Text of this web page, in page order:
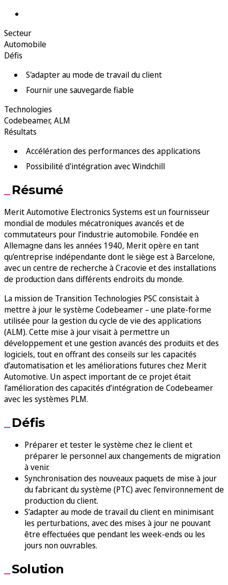
Secteur
Automobile
Défis
S'adapter au mode de travail du client
Fournir une sauvegarde fiable
Technologies
Codebeamer, ALM
Résultats
Accélération des performances des applications
Possibilité d'intégration avec Windchill
Résumé
Merit Automotive Electronics Systems est un fournisseur
mondial de modules mécatroniques avancés et de
commutateurs pour l’industrie automobile. Fondée en
Allemagne dans les années 1940, Merit opère en tant
qu’entreprise indépendante dont le siège est à Barcelone,
avec un centre de recherche à Cracovie et des installations
de production dans différents endroits du monde.
La mission de Transition Technologies PSC consistait à
mettre à jour le système Codebeamer – une plate-forme
utilisée pour la gestion du cycle de vie des applications
(ALM). Cette mise à jour visait à permettre un
développement et une gestion avancés des produits et des
logiciels, tout en offrant des conseils sur les capacités
d’automatisation et les améliorations futures chez Merit
Automotive. Un aspect important de ce projet était
l’amélioration des capacités d’intégration de Codebeamer
avec les systèmes PLM.
Défis
Préparer et tester le système chez le client et
préparer le personnel aux changements de migration
à venir.
Synchronisation des nouveaux paquets de mise à jour
du fabricant du système (PTC) avec l’environnement de
production du client.
S’adapter au mode de travail du client en minimisant
les perturbations, avec des mises à jour ne pouvant
être effectuées que pendant les week-ends ou les
jours non ouvrables.
Solution